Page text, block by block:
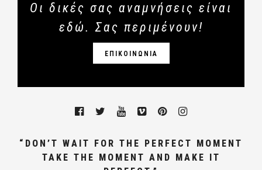
Οι δικές σας αναμνήσεις είναι
εδώ. Σας περιμένουν!
ΕΠΙΚΟΙΝΩΝΙΑ
“DON’T WAIT FOR THE PERFECT MOMENT
TAKE THE MOMENT AND MAKE IT